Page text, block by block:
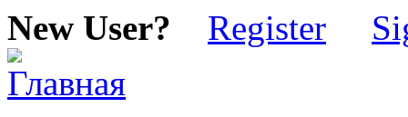
New User? Register